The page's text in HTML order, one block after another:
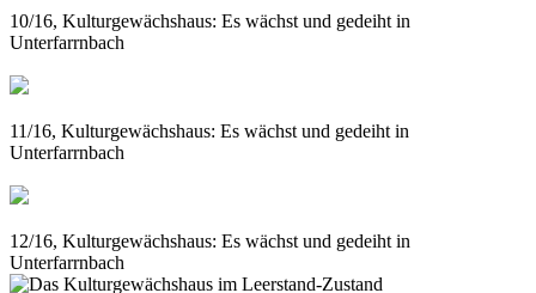
10/16, Kulturgewächshaus: Es wächst und gedeiht in
Unterfarrnbach
11/16, Kulturgewächshaus: Es wächst und gedeiht in
Unterfarrnbach
12/16, Kulturgewächshaus: Es wächst und gedeiht in
Unterfarrnbach